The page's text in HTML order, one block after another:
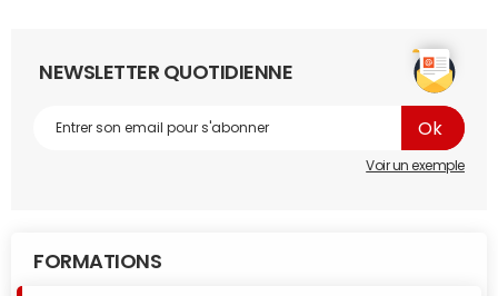
NEWSLETTER QUOTIDIENNE
Voir un exemple
FORMATIONS